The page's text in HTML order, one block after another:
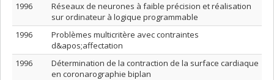
1996
Réseaux de neurones à faible précision et réalisation
sur ordinateur à logique programmable
1996
Problèmes multicritère avec contraintes
d&apos;affectation
1996
Détermination de la contraction de la surface cardiaque
en coronarographie biplan